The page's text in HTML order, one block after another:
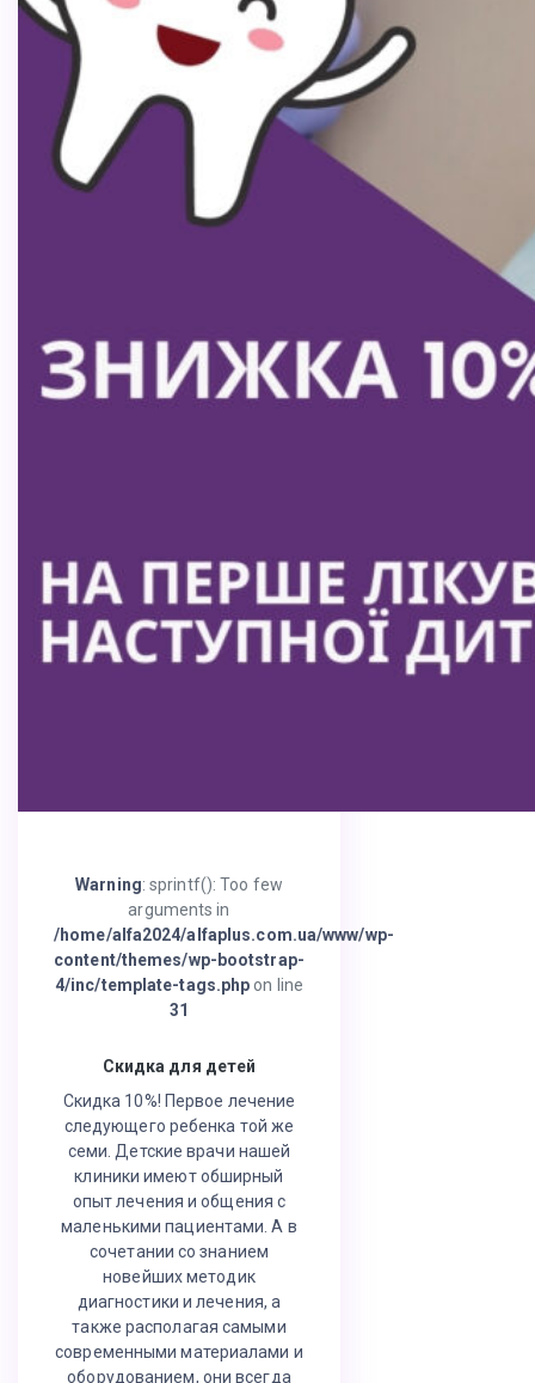
Warning: sprintf(): Too few
arguments in
/home/alfa2024/alfaplus.com.ua/www/wp-
content/themes/wp-bootstrap-
4/inc/template-tags.php on line
31
Скидка для детей
Скидка 10%! Первое лечение
следующего ребенка той же
семи. Детские врачи нашей
клиники имеют обширный
опыт лечения и общения с
маленькими пациентами. А в
сочетании со знанием
новейших методик
диагностики и лечения, а
также располагая самыми
современными материалами и
оборудованием, они всегда